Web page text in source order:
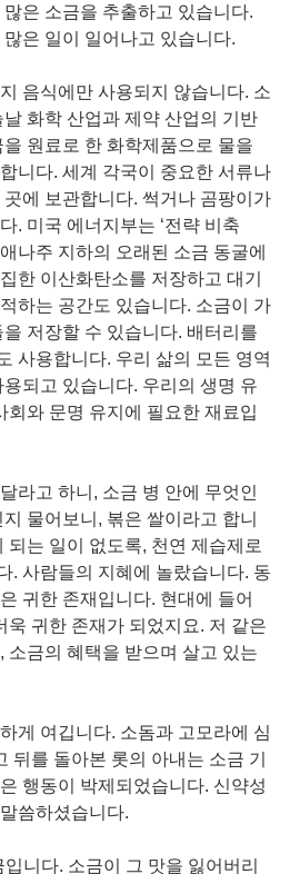
은 소금을 추출하고 있습니다.
은 일이 일어나고 있습니다.
음식에만 사용되지 않습니다. 소
화학 산업과 제약 산업의 기반
원료로 한 화학제품으로 물을
니다. 세계 각국이 중요한 서류나
에 보관합니다. 썩거나 곰팡이가
. 미국 에너지부는 ‘전략 비축
나주 지하의 오래된 소금 동굴에
한 이산화탄소를 저장하고 대기
하는 공간도 있습니다. 소금이 가
저장할 수 있습니다. 배터리를
사용합니다. 우리 삶의 모든 영역
되고 있습니다. 우리의 생명 유
회와 문명 유지에 필요한 재료입
라고 하니, 소금 병 안에 무엇인
물어보니, 볶은 쌀이라고 합니
되는 일이 없도록, 천연 제습제로
. 사람들의 지혜에 놀랐습니다. 동
귀한 존재입니다. 현대에 들어
욱 귀한 존재가 되었지요. 저 같은
소금의 혜택을 받으며 살고 있는
게 여깁니다. 소돔과 고모라에 심
뒤를 돌아본 롯의 아내는 소금 기
행동이 박제되었습니다. 신약성
씀하셨습니다.
니다. 소금이 그 맛을 잃어버리